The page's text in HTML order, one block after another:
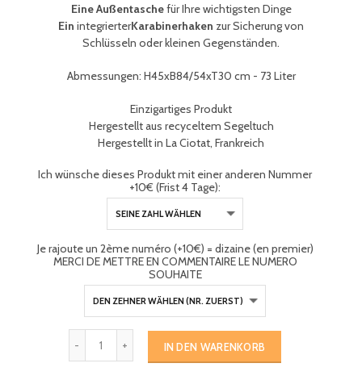
Eine Außentaschefür Ihre wichtigsten Dinge
Ein integrierterKarabinerhaken zur Sicherung von
Schlüsseln oder kleinen Gegenständen.
Abmessungen: H45xB84/54xT30 cm - 73 Liter
Einzigartiges Produkt
Hergestellt aus recyceltem Segeltuch
Hergestellt in La Ciotat, Frankreich
Ich wünsche dieses Produkt mit einer anderen Nummer
+10€ (Frist 4 Tage):
Je rajoute un 2ème numéro (+10€) = dizaine (en premier)
MERCI DE METTRE EN COMMENTAIRE LE NUMERO
SOUHAITE
IN DEN WARENKORB